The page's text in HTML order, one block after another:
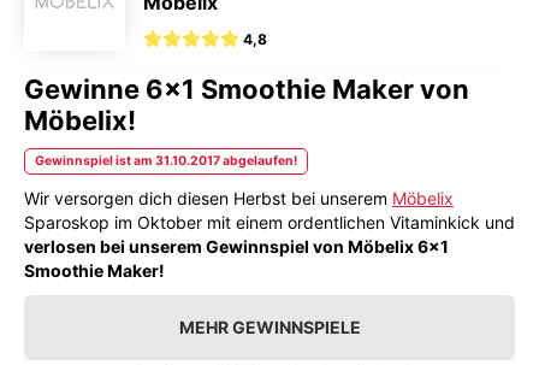
4,8
Gewinne 6x1 Smoothie Maker von
Möbelix!
Gewinnspiel ist am 31.10.2017 abgelaufen!
Wir versorgen dich diesen Herbst bei unserem Möbelix
Sparoskop im Oktober mit einem ordentlichen Vitaminkick und
verlosen bei unserem Gewinnspiel von Möbelix 6x1
Smoothie Maker!
MEHR GEWINNSPIELE